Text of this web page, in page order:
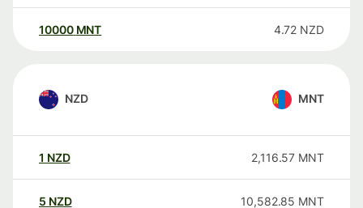
10000 MNT 4.72 NZD
NZD MNT
1 NZD 2,116.57 MNT
5 NZD 10,582.85 MNT